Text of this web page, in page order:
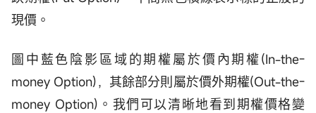
現價。
圖中藍色陰影區域的期權屬於價內期權(In-the-
money Option)，其餘部分則屬於價外期權(Out-the-
money Option)。我們可以清晰地看到期權價格變